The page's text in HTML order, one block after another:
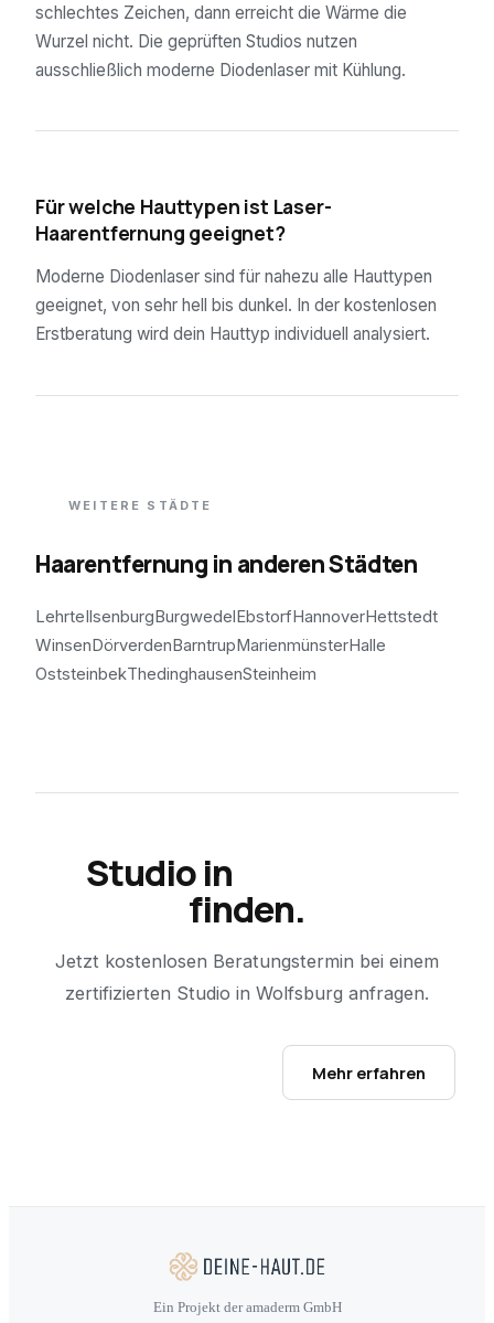
schlechtes Zeichen, dann erreicht die Wärme die
Wurzel nicht. Die geprüften Studios nutzen
ausschließlich moderne Diodenlaser mit Kühlung.
Für welche Hauttypen ist Laser-
Haarentfernung geeignet?
Moderne Diodenlaser sind für nahezu alle Hauttypen
geeignet, von sehr hell bis dunkel. In der kostenlosen
Erstberatung wird dein Hauttyp individuell analysiert.
WEITERE STÄDTE
Haarentfernung in anderen Städten
LehrteIlsenburgBurgwedelEbstorfHannoverHettstedt
WinsenDörverdenBarntrupMarienmünsterHalle
OststeinbekThedinghausenSteinheim
Studio in
finden.
Jetzt kostenlosen Beratungstermin bei einem
zertifizierten Studio in Wolfsburg anfragen.
Mehr erfahren
Ein Projekt der amaderm GmbH